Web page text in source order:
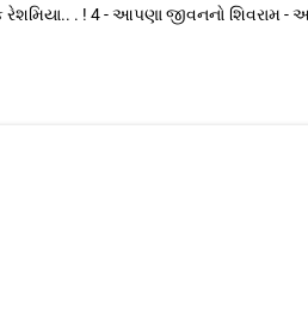
. ! 4 - આપણા જીવનનો શિવરામ -